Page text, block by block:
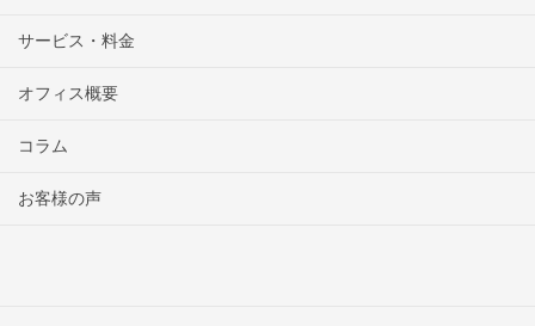
サービス・料金
オフィス概要
コラム
お客様の声